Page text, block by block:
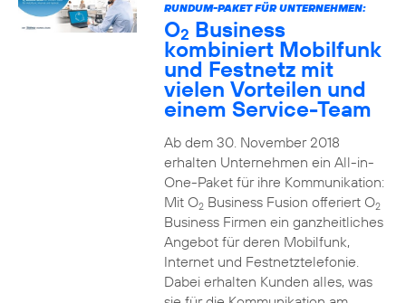
RUNDUM-PAKET FÜR UNTERNEHMEN:
O2 Business
kombiniert Mobilfunk
und Festnetz mit
vielen Vorteilen und
einem Service-Team
Ab dem 30. November 2018
erhalten Unternehmen ein All-in-
One-Paket für ihre Kommunikation:
Mit O2Business Fusion offeriert O2
Business Firmen ein ganzheitliches
Angebot für deren Mobilfunk,
Internet und Festnetztelefonie.
Dabei erhalten Kunden alles, was